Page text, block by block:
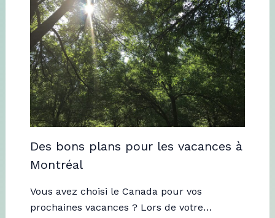
Des bons plans pour les vacances à
Montréal
Vous avez choisi le Canada pour vos
prochaines vacances ? Lors de votre…